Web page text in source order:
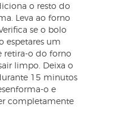
o resto do
Leva ao forno
se o bolo
espetares um
retira-o do forno
limpo. Deixa o
15 minutos
o e
completamente